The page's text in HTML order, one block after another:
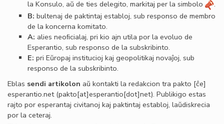
la Konsulo, aŭ de ties delegito, markitaj per la simbolo
.
B: bultenaj de paktintaj establoj, sub responso de membro
de la koncerna komitato.
A: alies neoﬁcialaj, pri kio ajn utila por la evoluo de
Esperantio, sub responso de la subskribinto.
E: pri Eŭropaj institucioj kaj geopolitikaj novaĵoj, sub
responso de la subskribinto.
Eblas sendi artikolon aŭ kontakti la redakcion tra pakto [ĉe]
esperantio.net(pakto[at]esperantio[dot]net). Publikigo estas
rajto por esperantaj civitanoj kaj paktintaj establoj, laŭdiskrecia
por la ceteraj.